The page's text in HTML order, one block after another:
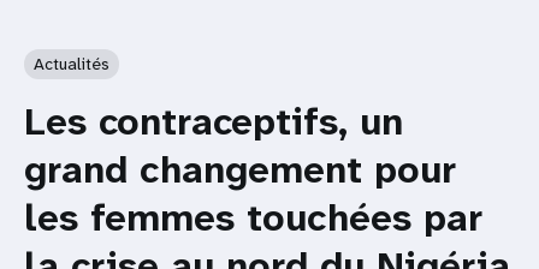
Actualités
Les contraceptifs, un
grand changement pour
les femmes touchées par